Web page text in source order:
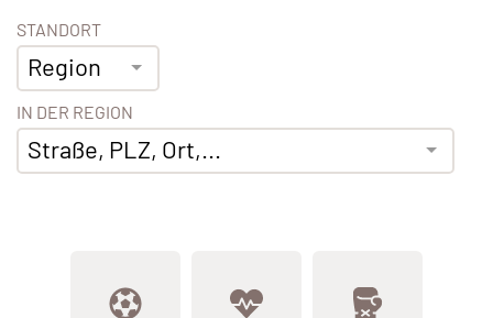
STANDORT
Region
IN DER REGION
Straße, PLZ, Ort,...